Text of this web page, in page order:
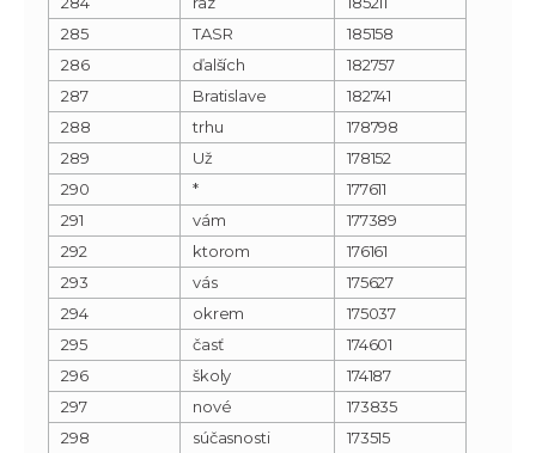
285
TASR
185158
286
ďalších
182757
287
Bratislave
182741
288
trhu
178798
289
Už
178152
290
*
177611
291
vám
177389
292
ktorom
176161
293
vás
175627
294
okrem
175037
295
časť
174601
296
školy
174187
297
nové
173835
298
súčasnosti 173515